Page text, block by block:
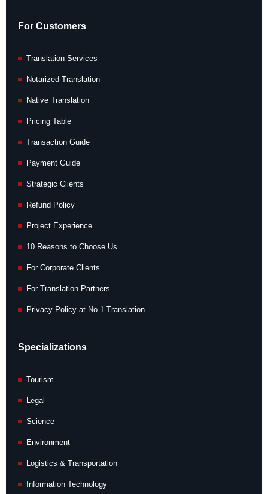
For Customers
Translation Services
Notarized Translation
Native Translation
Pricing Table
Transaction Guide
Payment Guide
Strategic Clients
Refund Policy
Project Experience
10 Reasons to Choose Us
For Corporate Clients
For Translation Partners
Privacy Policy at No.1 Translation
Specializations
Tourism
Legal
Science
Environment
Logistics & Transportation
Information Technology